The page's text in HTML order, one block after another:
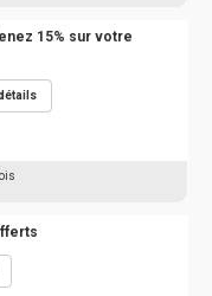
15% sur votre